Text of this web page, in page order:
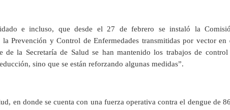
e incluso, que desde el 27 de febrero se instaló la
Prevención y Control de Enfermedades transmitidas por vector en
de la Secretaría de Salud se han mantenido los trabajos de
sino que se están reforzando algunas medidas”.
en donde se cuenta con una fuerza operativa contra el dengue de